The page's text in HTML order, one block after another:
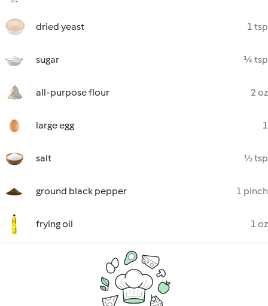
dried yeast 1 tsp
sugar ¼ tsp
all-purpose flour 2 oz
large egg 1
salt ½ tsp
ground black pepper 1 pinch
frying oil 1 oz